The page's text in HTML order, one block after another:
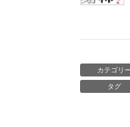
カテゴリー
タグ